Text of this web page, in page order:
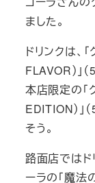
ました。
ドリンクは、
FLAVOR）」
本店限定の「
EDITION）」
そう。
路面店では
ーラの「魔法